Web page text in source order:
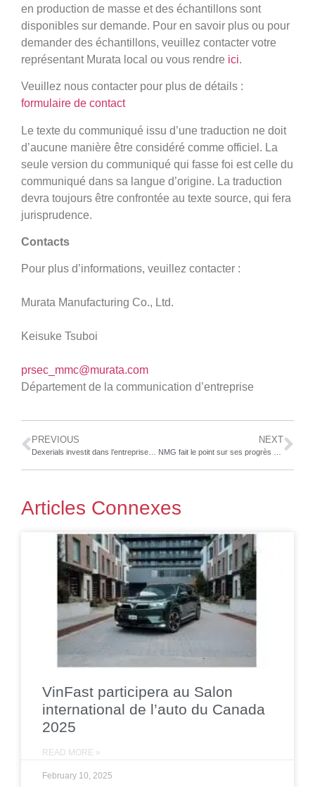
en production de masse et des échantillons sont
disponibles sur demande. Pour en savoir plus ou pour
demander des échantillons, veuillez contacter votre
représentant Murata local ou vous rendre ici.
Veuillez nous contacter pour plus de détails :
formulaire de contact
Le texte du communiqué issu d’une traduction ne doit
d’aucune manière être considéré comme officiel. La
seule version du communiqué qui fasse foi est celle du
communiqué dans sa langue d’origine. La traduction
devra toujours être confrontée au texte source, qui fera
jurisprudence.
Contacts
Pour plus d’informations, veuillez contacter :
Murata Manufacturing Co., Ltd.
Keisuke Tsuboi
prsec_mmc@murata.com
Département de la communication d’entreprise
PREVIOUS NEXT
Articles Connexes
VinFast participera au Salon
international de l’auto du Canada
2025
READ MORE »
February 10, 2025